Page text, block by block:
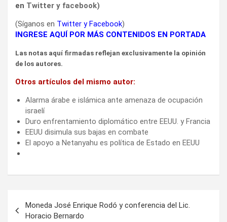
en Twitter y facebook)
(Síganos en Twitter yFacebook)
INGRESE AQUÍ POR MÁS CONTENIDOS EN PORTADA
Las notas aquí firmadas reflejan exclusivamente la opinión
de los autores.
Otros artículos del mismo autor:
Alarma árabe e islámica ante amenaza de ocupación
israelí
Duro enfrentamiento diplomático entre EEUU. y Francia
EEUU disimula sus bajas en combate
El apoyo a Netanyahu es política de Estado en EEUU
de
Moneda José Enrique Rodó y conferencia del Lic.
Horacio Bernardo